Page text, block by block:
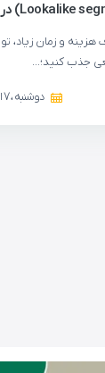
و زمان زیاد،
دوشنبه ، 7 اردیبهشت 1405